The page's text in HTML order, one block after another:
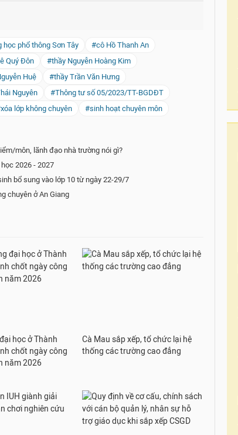
học phổ thông Sơn Tây
#cô Hồ Thanh An
Quý Đôn
#thầy Nguyễn Hoàng Kim
Huệ
#thầy Trần Văn Hưng
Nguyên
#Thông tư số 05/2023/TT-BGDĐT
lớp không chuyên #sinh hoạt chuyên môn
môn, lãnh đạo nhà trường nói gì?
2026 - 2027
bổ sung vào lớp 10 từ ngày 22-29/7
chuyên ở An Giang
học ở Thành
chốt ngày công
năm 2026
Cà Mau sắp xếp, tổ chức lại hệ
thống các trường cao đẳng